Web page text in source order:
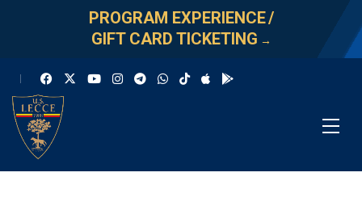
PROGRAM EXPERIENCE/
GIFT CARD TICKETING →